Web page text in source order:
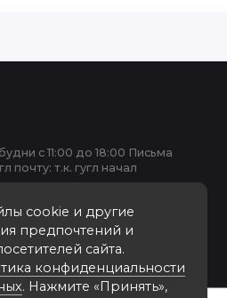
cookie и другие
предпочтений и
сайта.
конфиденциальности
. Нажмите «Принять»,
с 11:00 до 18:00 Письма
почту: т.к. гугл начал